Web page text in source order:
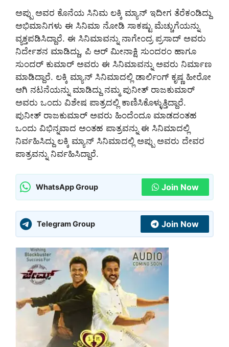
ಅಪ್ಪು ಅವರ ಕೊನೆಯ ಸಿನಿಮ ಲಕ್ಕಿ ಮ್ಯಾನ್ ಇದೀಗ ತೆರೆಕಂಡಿದ್ದು
ಅಭಿಮಾನಿಗಳು ಈ ಸಿನಿಮಾ ನೋಡಿ ಸಾಕಷ್ಟು ಮೆಚ್ಚುಗೆಯನ್ನು
ವ್ಯಕ್ತಪಡಿಸಿದ್ದಾರೆ. ಈ ಸಿನಿಮಾವನ್ನು ನಾಗೇಂದ್ರ ಪ್ರಸಾದ್ ಅವರು
ನಿರ್ದೇಶನ ಮಾಡಿದ್ದು, ಪಿ ಆರ್ ಮೀನಾಕ್ಷಿ ಸುಂದರಂ ಹಾಗೂ
ಸುಂದರ್ ಕುಮಾರ್ ಅವರು ಈ ಸಿನಿಮಾವನ್ನು ಅವರು ನಿರ್ಮಾಣ
ಮಾಡಿದ್ದಾರೆ. ಲಕ್ಕಿ ಮ್ಯಾನ್ ಸಿನಿಮಾದಲ್ಲಿ ಡಾರ್ಲಿಂಗ್ ಕೃಷ್ಣ ಹೀರೋ
ಆಗಿ ನಟನೆಯನ್ನು ಮಾಡಿದ್ದು ನಮ್ಮ ಪುನೀತ್ ರಾಜಕುಮಾರ್
ಅವರು ಒಂದು ವಿಶೇಷ ಪಾತ್ರದಲ್ಲಿ ಕಾಣಿಸಿಕೊಳ್ಳುತ್ತಿದ್ದಾರೆ.
ಪುನೀತ್ ರಾಜಕುಮಾರ್ ಅವರು ಹಿಂದೆಂದೂ ಮಾಡದಂತಹ
ಒಂದು ವಿಭಿನ್ನವಾದ ಅಂತಹ ಪಾತ್ರವನ್ನು ಈ ಸಿನಿಮಾದಲ್ಲಿ
ನಿರ್ವಹಿಸಿದ್ದು ಲಕ್ಕಿ ಮ್ಯಾನ್ ಸಿನಿಮಾದಲ್ಲಿ ಅಪ್ಪು ಅವರು ದೇವರ
ಪಾತ್ರವನ್ನು ನಿರ್ವಹಿಸಿದ್ದಾರೆ.
WhatsApp Group Join Now
Telegram Group Join Now